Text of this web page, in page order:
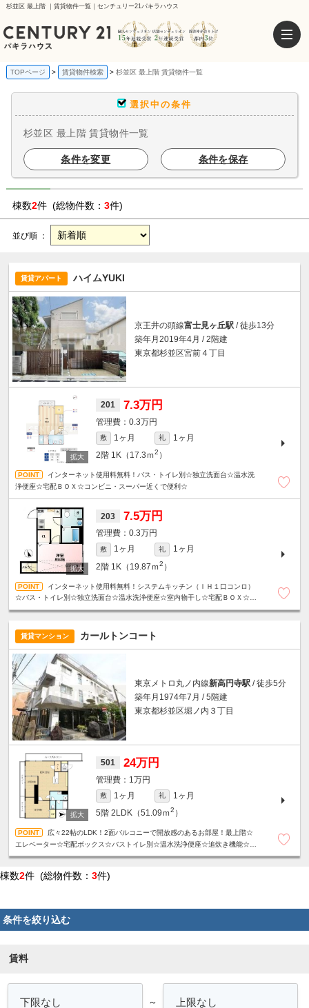
杉並区 最上階 ｜賃貸物件一覧｜センチュリー21パキラハウス
TOPページ 賃貸物件検索 杉並区 最上階 賃貸物件一覧
選択中の条件
杉並区 最上階 賃貸物件一覧
条件を変更 条件を保存
棟数2件 (総物件数： 3件)
並び順 ：
賃貸アパート ハイムYUKI
京王井の頭線富士見ヶ丘駅 / 徒歩13分
築年月2019年4月 / 2階建
東京都杉並区宮前４丁目
201 7.3万円
0.3万円
敷 1ヶ月 礼
1ヶ月
2階 1K（17.3ｍ2 ）
インターネット使用料無料！バス・トイレ別☆独立洗面台☆温水洗
浄便座☆宅配ＢＯＸ☆コンビニ・スーパー近くで便利☆
203 7.5万円
0.3万円
敷 1ヶ月 礼
1ヶ月
2階 1K（19.87ｍ2 ）
インターネット使用料無料！システムキッチン（ＩＨ１口コンロ）
☆バス・トイレ別☆独立洗面台☆温水洗浄便座☆室内物干し☆宅配ＢＯＸ☆コ
賃貸マンション カールトンコート
東京メトロ丸ノ内線新高円寺駅 / 徒歩5分
築年月1974年7月 / 5階建
東京都杉並区堀ノ内３丁目
501 24万円
1万円
敷 1ヶ月 礼
1ヶ月
5階 2LDK（51.09ｍ2 ）
広々22帖のLDK！2面バルコニーで開放感のあるお部屋！最上階☆
エレベーター☆宅配ボックス☆バストイレ別☆温水洗浄便座☆追炊き機能☆独
棟数2件 (総物件数： 3件)
条件を絞り込む
賃料
～